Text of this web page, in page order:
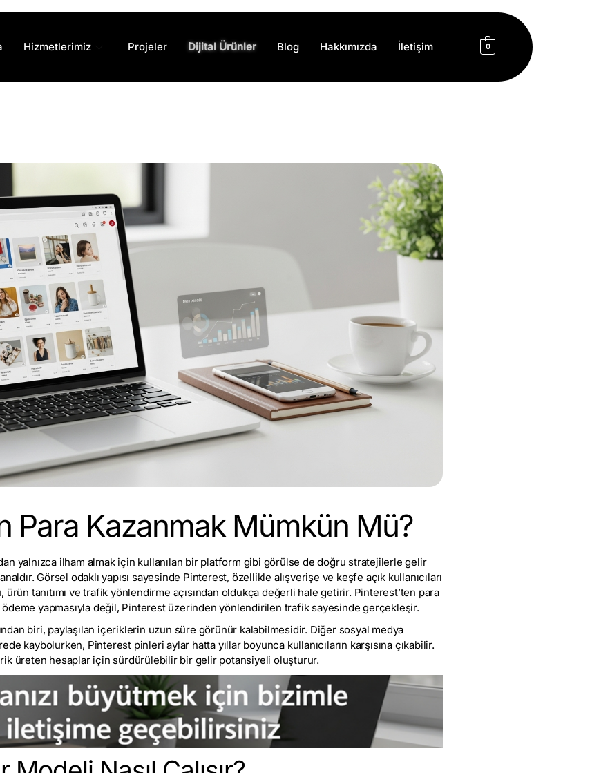
Hizmetlerimiz Projeler Dijital Ürünler Blog Hakkımızda İletişim 0
Para Kazanmak Mümkün Mü?
yalnızca ilham almak için kullanılan bir platform gibi görülse de doğru stratejilerle gelir
Görsel odaklı yapısı sayesinde Pinterest, özellikle alışverişe ve keşfe açık kullanıcıları
tanıtımı ve trafik yönlendirme açısından oldukça değerli hale getirir. Pinterest’ten para
yapmasıyla değil, Pinterest üzerinden yönlendirilen trafik sayesinde gerçekleşir.
biri, paylaşılan içeriklerin uzun süre görünür kalabilmesidir. Diğer sosyal medya
kaybolurken, Pinterest pinleri aylar hatta yıllar boyunca kullanıcıların karşısına çıkabilir.
üreten hesaplar için sürdürülebilir bir gelir potansiyeli oluşturur.